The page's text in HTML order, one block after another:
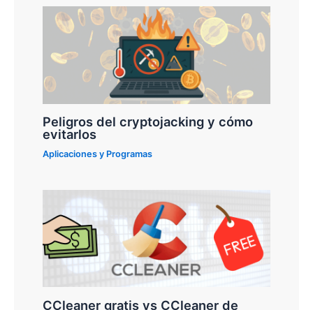
Peligros del cryptojacking y cómo
evitarlos
Aplicaciones y Programas
CCleaner gratis vs CCleaner de